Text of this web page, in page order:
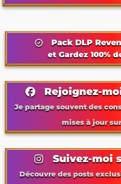
Pack DLP
et Gardez 100%
Rejoignez-
Je partage souvent des
mises à jour
Suivez-moi
Découvre des posts